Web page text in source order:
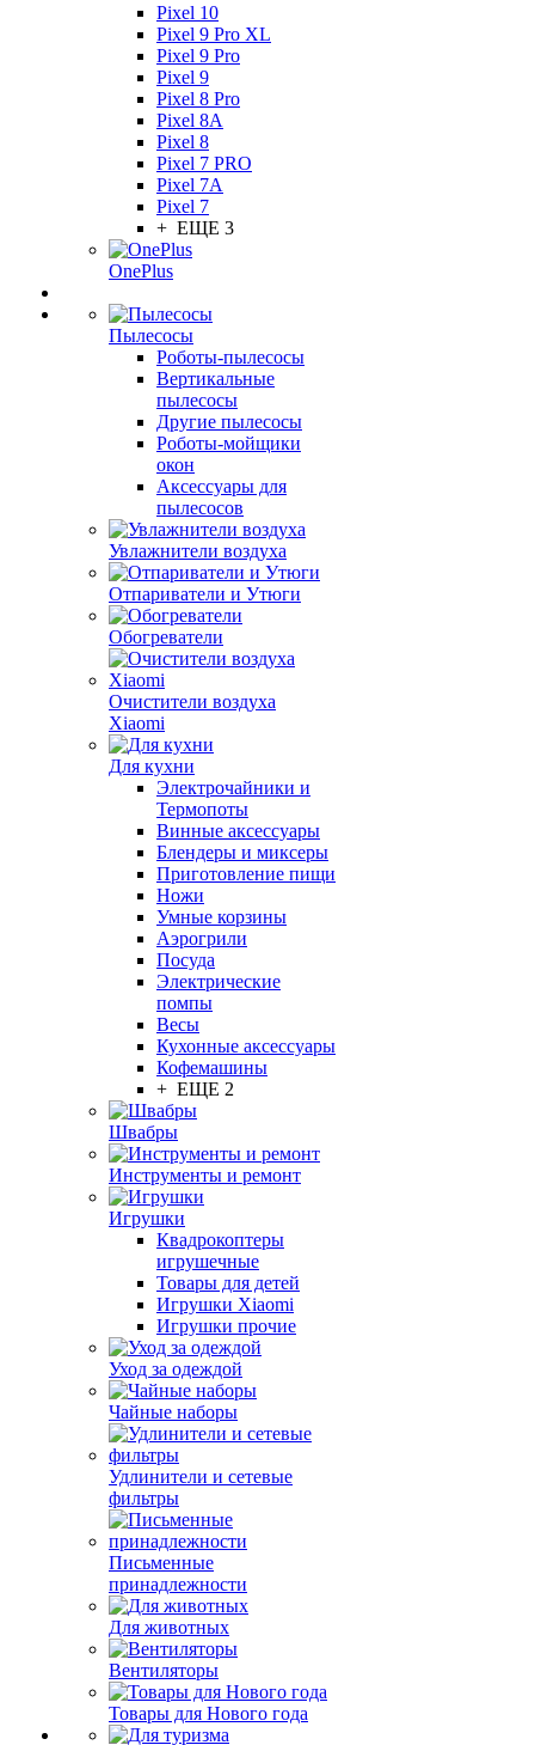
Pixel 10
Pixel 9 Pro XL
Pixel 9 Pro
Pixel 9
Pixel 8 Pro
Pixel 8A
Pixel 8
Pixel 7 PRO
Pixel 7A
Pixel 7
+ ЕЩЕ 3
OnePlus
Пылесосы
Роботы-пылесосы
Вертикальные
пылесосы
Другие пылесосы
Роботы-мойщики
окон
Аксессуары для
пылесосов
Увлажнители воздуха
Отпариватели и Утюги
Обогреватели
Очистители воздуха
Xiaomi
Для кухни
Электрочайники и
Термопоты
Винные аксессуары
Блендеры и миксеры
Приготовление пищи
Ножи
Умные корзины
Аэрогрили
Посуда
Электрические
помпы
Весы
Кухонные аксессуары
Кофемашины
+ ЕЩЕ 2
Швабры
Инструменты и ремонт
Игрушки
Квадрокоптеры
игрушечные
Товары для детей
Игрушки Xiaomi
Игрушки прочие
Уход за одеждой
Чайные наборы
Удлинители и сетевые
фильтры
Письменные
принадлежности
Для животных
Вентиляторы
Товары для Нового года